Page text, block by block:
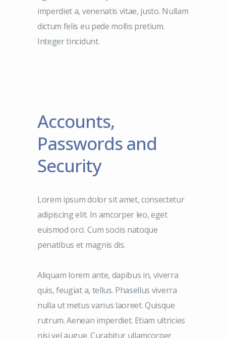
imperdiet a, venenatis vitae, justo. Nullam
dictum felis eu pede mollis pretium.
Integer tincidunt.
Accounts,
Passwords and
Security
Lorem ipsum dolor sit amet, consectetur
adipiscing elit. In amcorper leo, eget
euismod orci. Cum sociis natoque
penatibus et magnis dis.
Aliquam lorem ante, dapibus in, viverra
quis, feugiat a, tellus. Phasellus viverra
nulla ut metus varius laoreet. Quisque
rutrum. Aenean imperdiet. Etiam ultricies
nisi vel augue. Curabitur ullamcorper